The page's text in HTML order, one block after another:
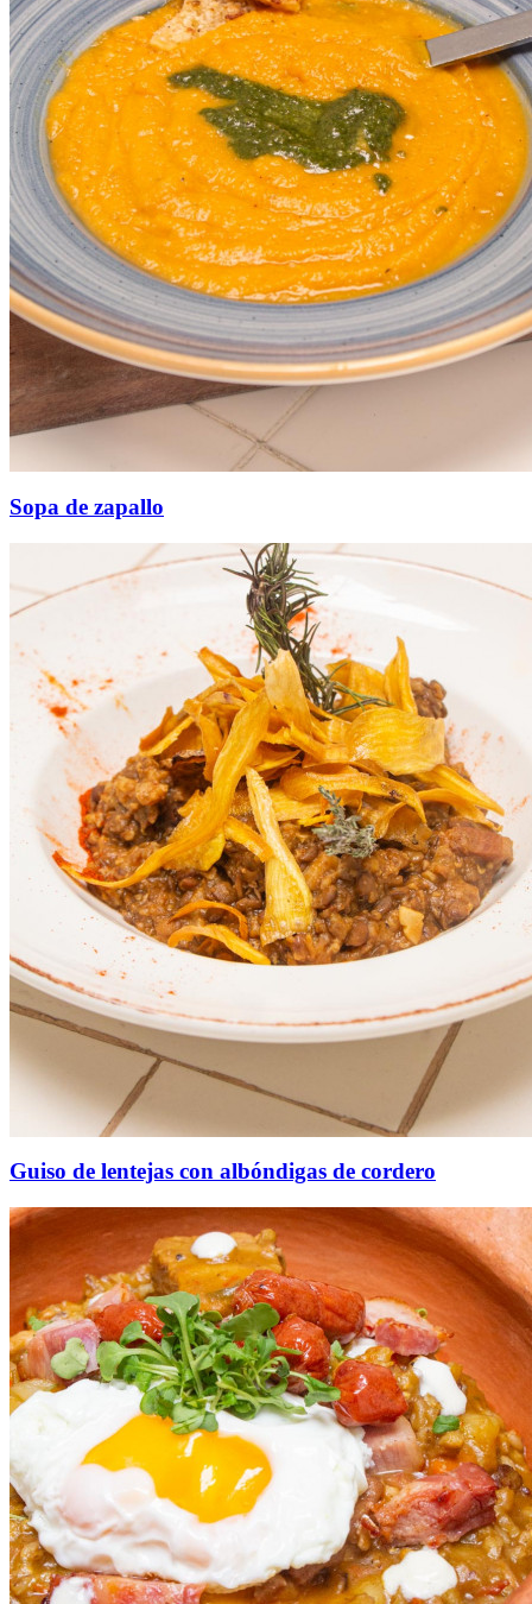
Sopa de zapallo
Guiso de lentejas con albóndigas de cordero